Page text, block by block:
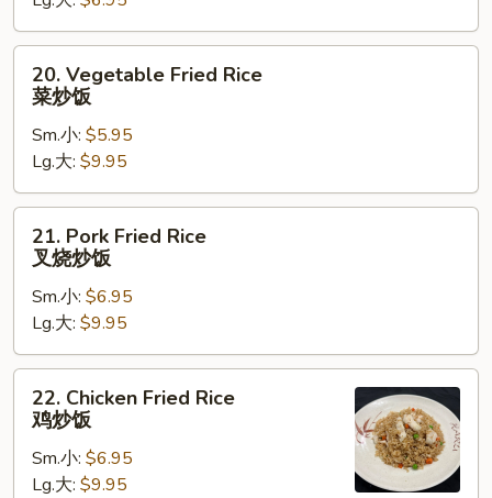
炒
饭
Vegetable
Fried
Rice
炒
饭
20. Vegetable Fried Rice
菜炒饭
Sm.小: $5.95
Lg.大: $9.95
Pork
Fried
Rice
烧
炒
21. Pork Fried Rice
叉烧炒饭
Sm.小: $6.95
Lg.大: $9.95
Chicken
Fried
Rice
22. Chicken Fried Rice
鸡炒饭
Sm.小: $6.95
Lg.大: $9.95